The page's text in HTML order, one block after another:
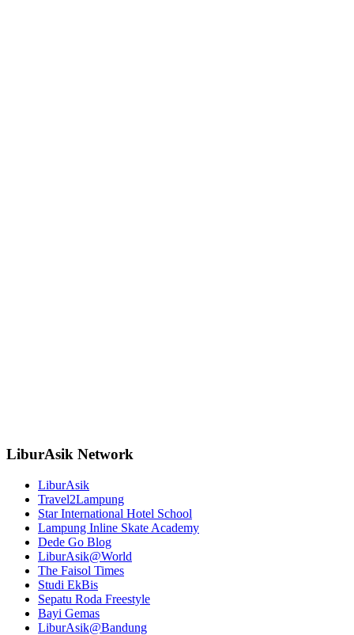
LiburAsik Network
LiburAsik
Travel2Lampung
Star International Hotel School
Lampung Inline Skate Academy
Dede Go Blog
LiburAsik@World
The Faisol Times
Studi EkBis
Sepatu Roda Freestyle
Bayi Gemas
LiburAsik@Bandung